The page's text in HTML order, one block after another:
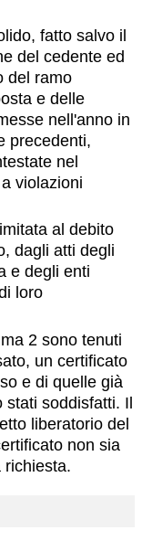
fatto salvo il
del cedente ed
del ramo
e delle
nell'anno in
precedenti,
nel
violazioni
al debito
dagli atti degli
e degli enti
loro
2 sono tenuti
un certificato
e di quelle già
soddisfatti. Il
liberatorio del
non sia
richiesta.